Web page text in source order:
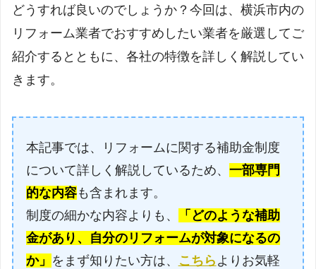
どうすれば良いのでしょうか？今回は、横浜市内の
リフォーム業者でおすすめしたい業者を厳選してご
紹介するとともに、各社の特徴を詳しく解説してい
きます。
本記事では、リフォームに関する補助金制度
について詳しく解説しているため、 一部専門
的な内容も含まれます。
制度の細かな内容よりも、
「どのような補助
金があり、自分のリフォームが対象になるの
か」 をまず知りたい方は、 こちら よりお気軽